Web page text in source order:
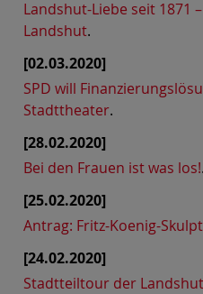
Landshut-Liebe seit 1871
Landshut.
[02.03.2020]
SPD will
Stadttheater.
[28.02.2020]
Bei den Frauen ist was los!.
[25.02.2020]
Antrag: Fritz-Koenig-
[24.02.2020]
Stadtteiltour der